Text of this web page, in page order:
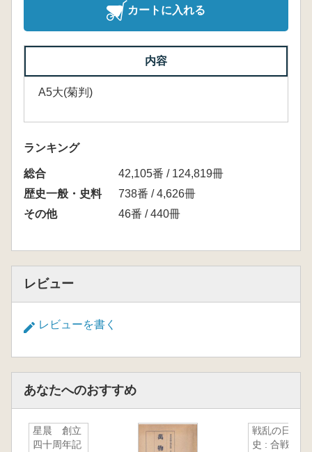
カートに入れる
内容
A5大(菊判)
ランキング
総合
42,105番 / 124,819冊
歴史一般・史料
738番 / 4,626冊
その他
46番 / 440冊
レビュー
レビューを書く
あなたへのおすすめ
星晨 創立
四十周年記
戦乱の日本
史 : 合戦と